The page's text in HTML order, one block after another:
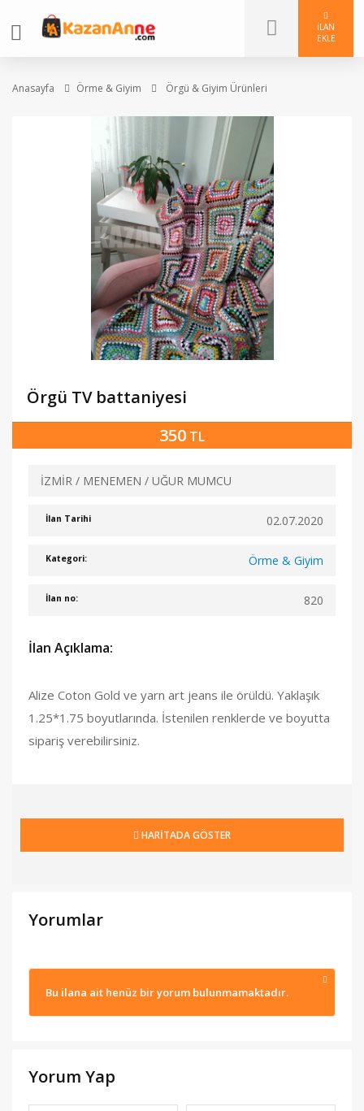
İLAN
EKLE
Anasayfa Örme & Giyim Örgü & Giyim Ürünleri
Örgü TV battaniyesi
350 TL
İZMİR / MENEMEN / UĞUR MUMCU
İlan Tarihi 02.07.2020
Kategori: Örme & Giyim
İlan no: 820
İlan Açıklama:
Alize Coton Gold ve yarn art jeans ile örüldü. Yaklaşık
1.25*1.75 boyutlarında. İstenilen renklerde ve boyutta
sipariş verebilirsiniz.
HARİTADA GÖSTER
Yorumlar
Bu ilana ait henüz bir yorum bulunmamaktadır.
Yorum Yap